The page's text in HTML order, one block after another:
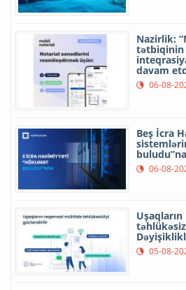
Nazirlik:
tətbiqinin
davam
06-08-
Beş İcra
06-08-
05-08-